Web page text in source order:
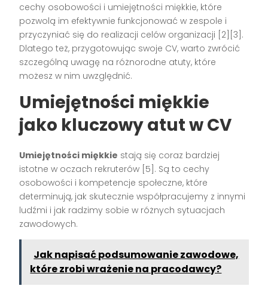
cechy osobowości i umiejętności miękkie, które
pozwolą im efektywnie funkcjonować w zespole i
przyczyniać się do realizacji celów organizacji [2][3].
Dlatego też, przygotowując swoje CV, warto zwrócić
szczególną uwagę na różnorodne atuty, które
możesz w nim uwzględnić.
Umiejętności miękkie
jako kluczowy atut w CV
Umiejętności miękkie stają się coraz bardziej
istotne w oczach rekruterów [5]. Są to cechy
osobowości i kompetencje społeczne, które
determinują, jak skutecznie współpracujemy z innymi
ludźmi i jak radzimy sobie w różnych sytuacjach
zawodowych.
Jak napisać podsumowanie zawodowe,
które zrobi wrażenie na pracodawcy?